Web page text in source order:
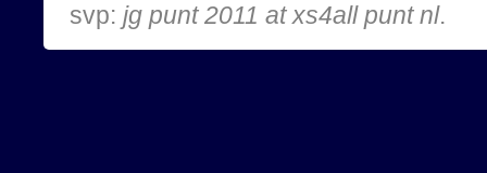
svp: jg punt 2011 at xs4all punt nl.